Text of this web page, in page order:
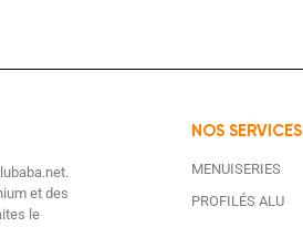
et des
le
NOS SERVICES
MENUISERIES
PROFILÉS ALU